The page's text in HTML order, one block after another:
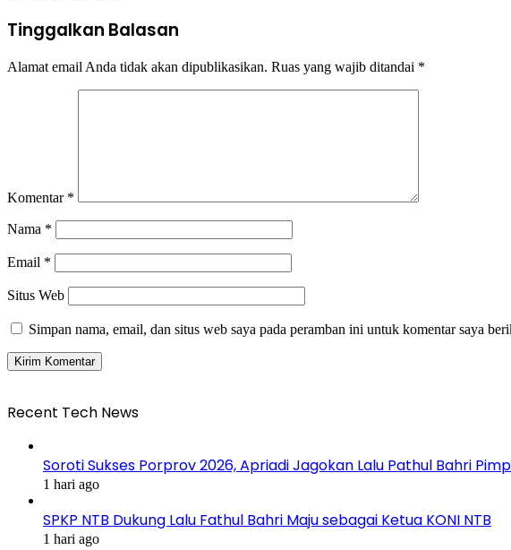
Tinggalkan Balasan
Alamat email Anda tidak akan dipublikasikan. Ruas yang wajib ditandai *
Komentar *
Nama *
Email *
Situs Web
Simpan nama, email, dan situs web saya pada peramban ini untuk komentar saya
Recent Tech News
Soroti Sukses Porprov 2026, Apriadi Jagokan Lalu Pathul Bahri
1 hari ago
SPKP NTB Dukung Lalu Fathul Bahri Maju sebagai Ketua KONI NTB
1 hari ago